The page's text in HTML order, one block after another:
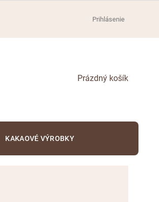
Prihlásenie
NÁKUPNÝ
KAKAOVÉ VÝROBKY